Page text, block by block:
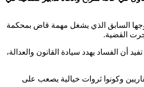
السابق الذي يشغل مهمة قاض بمحكمة
القضية.
الفساد يهدد سيادة القانون والعدالة،
وكونوا ثروات خيالية يصعب على